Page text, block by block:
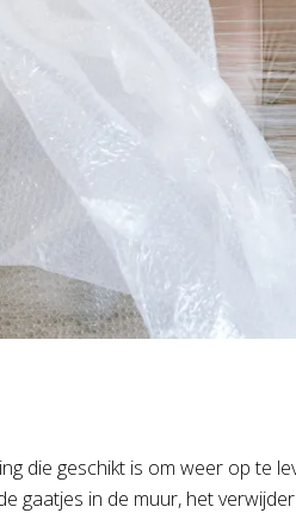
die geschikt is om weer op te
gaatjes in de muur, het